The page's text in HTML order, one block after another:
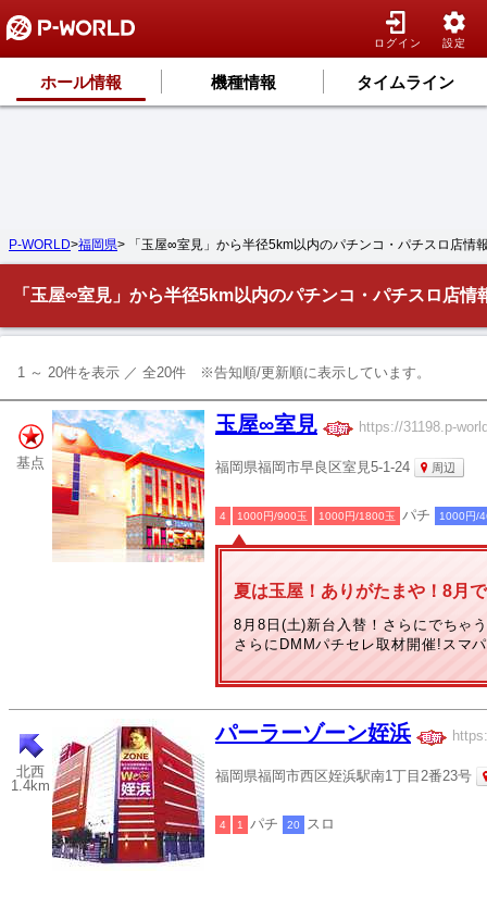
ログイン 設定
ホール情報 機種情報 タイムライン
P-WORLD>福岡県> 「玉屋∞室見」から半径5km以内のパチンコ・パチスロ店情
「玉屋∞室見」から半径5km以内のパチンコ・パチスロ店情
1 ～ 20件を表示 ／ 全20件 ※告知順/更新順に表示しています。
基点
玉屋∞室見 https://31198.p-
福岡県福岡市早良区室見5-1-24 周辺
4 1000円/900玉 1000円/1800玉 パチ 1000円/
夏は玉屋！ありがたまや！8月
8月8日(土)新台入替！さらにでちゃ
さらにDMMパチセレ取材開催!スマ
北西
1.4km
パーラーゾーン姪浜
福岡県福岡市西区姪浜駅南1丁目2番23号
4 1 パチ 20 スロ